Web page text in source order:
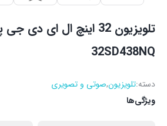
32SD438NQ
دسته:تلویزیون,صوتی و تصویری
ویژگی‌ها